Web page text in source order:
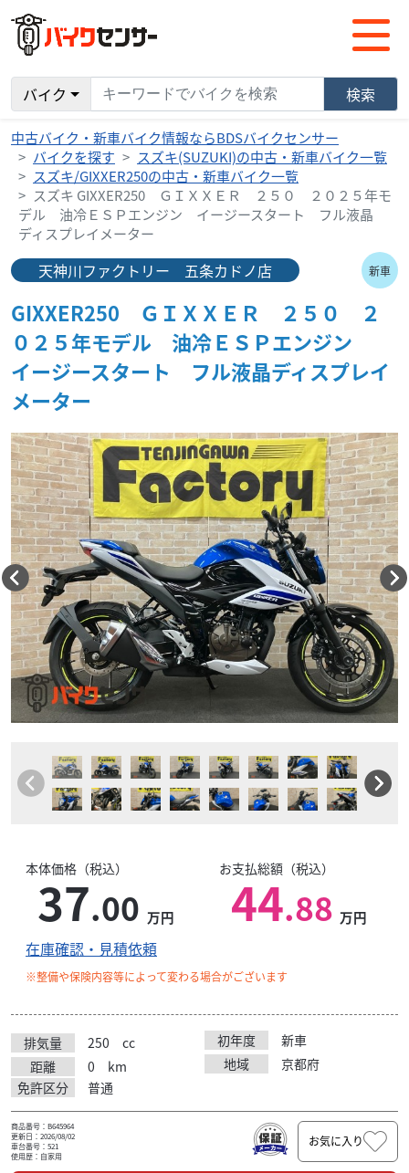
バイク 検索
中古バイク・新車バイク情報ならBDSバイクセンサー
バイクを探す
スズキ(SUZUKI)の中古・新車バイク一覧
スズキ/GIXXER250の中古・新車バイク一覧
スズキ GIXXER250 ＧＩＸＸＥＲ ２５０ ２０２５年モ
デル 油冷ＥＳＰエンジン イージースタート フル液晶
ディスプレイメーター
天神川ファクトリー 五条カドノ店 新車
GIXXER250 ＧＩＸＸＥＲ ２５０ ２
０２５年モデル 油冷ＥＳＰエンジン
イージースタート フル液晶ディスプレイ
メーター
本体価格（税込）
37.00 万円
お支払総額（税込）
44.88 万円
在庫確認・見積依頼
※整備や保険内容等によって変わる場合がございます
排気量 250 cc 初年度
新車
距離
0 km 地域
京都府
免許区分
普通
商品番号：B645964
更新日：2026/08/02
車台番号：521
使用歴：自家用
お気に入り